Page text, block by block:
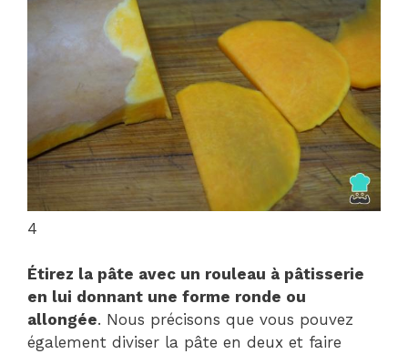
4
Étirez la pâte avec un rouleau à pâtisserie
en lui donnant une forme ronde ou
allongée. Nous précisons que vous pouvez
également diviser la pâte en deux et faire